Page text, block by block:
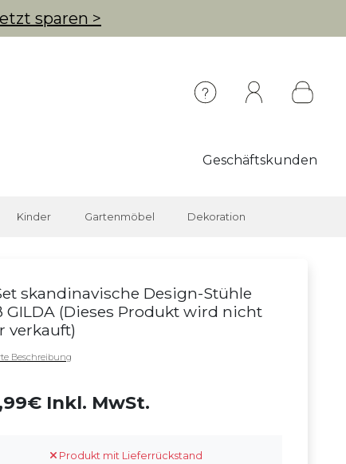
sparen >
Geschäftskunden
Kinder Gartenmöbel Dekoration
skandinavische Design-Stühle
GILDA (Dieses Produkt wird nicht
verkauft)
Beschreibung
Inkl. MwSt.
Produkt mit Lieferrückstand